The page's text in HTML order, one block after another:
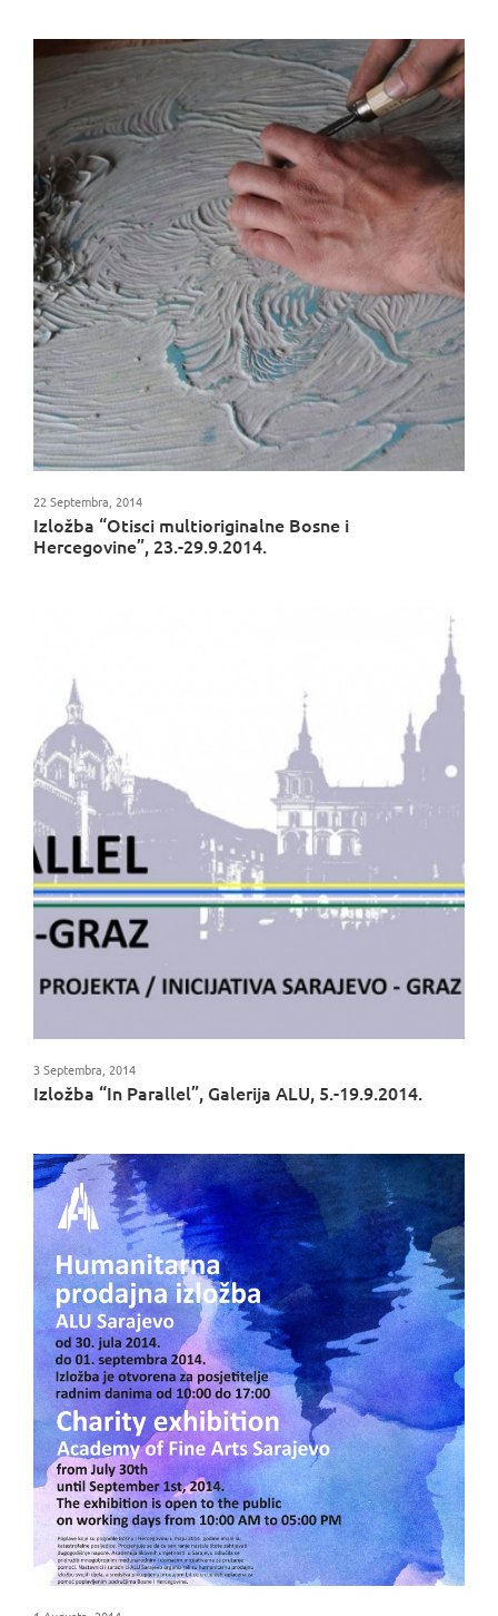
Izložba “Otisci multioriginalne Bosne i
Hercegovine”, 23.-29.9.2014.
22 Septembra, 2014
Izložba “In Parallel”, Galerija ALU, 5.-19.9.2014.
3 Septembra, 2014